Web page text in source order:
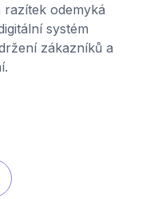
odemyká
systém
zákazníků a